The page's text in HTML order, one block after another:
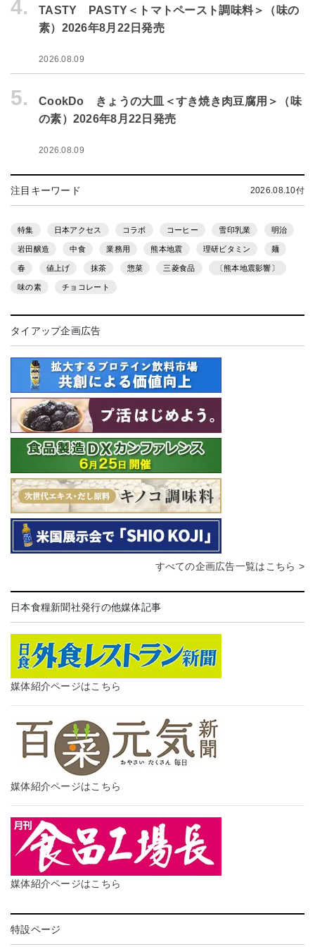
4.
TASTY PASTY＜トマトペースト調味料＞（味の
素）2026年8月22日発売
2026.08.09
5.
CookDo きょうの大皿＜すき焼き肉豆腐用＞（味
の素）2026年8月22日発売
2026.08.09
注目キーワード 2026.08.10付
特集 日本アクセス コラボ コーヒー 雪印乳業 明治
岩田醸造 中食 業務用 熊本地震 理研ビタミン 麺
春 値上げ 抹茶 惣菜 三菱食品 〔熊本地震影響〕
味の素 チョコレート
タイアップ企画広告
すべての企画広告一覧はこちら >
日本食糧新聞社発行の他媒体記事
媒体紹介ページはこちら
媒体紹介ページはこちら
媒体紹介ページはこちら
特設ページ